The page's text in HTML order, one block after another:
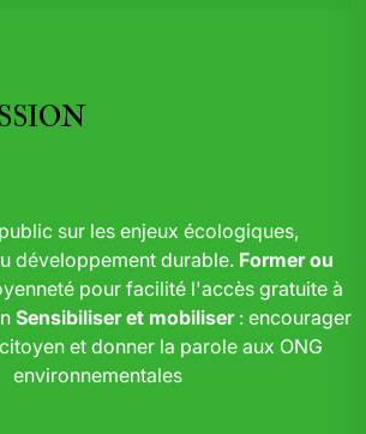
sur les enjeux écologiques,
développement durable. Former ou
pour facilité l'accès gratuite à
Sensibiliser et mobiliser: encourager
et donner la parole aux ONG
environnementales